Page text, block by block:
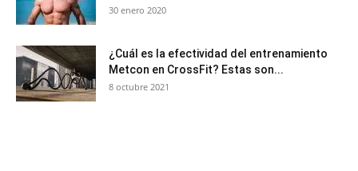
30 enero 2020
¿Cuál es la efectividad del entrenamiento
Metcon en CrossFit? Estas son...
8 octubre 2021